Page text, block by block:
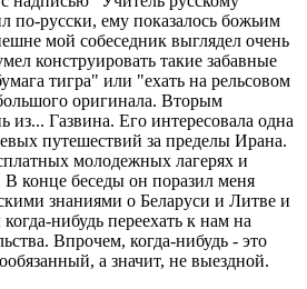
по-русски, ему показалось божьим
мой собеседник выглядел очень
конструировать такие забавные
тигра" или "ехать на рельсовом
оригинала. Вторым
Газвина. Его интересовала одна
путешествий за пределы Ирана.
молодежных лагерях и
В конце беседы он поразил меня
знаниями о Беларуси и Литве и
нибудь переехать к нам на
Впрочем, когда-нибудь - это
а значит, не выездной.